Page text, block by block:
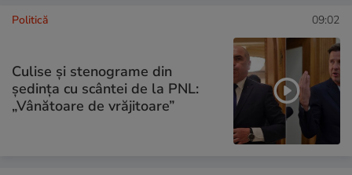
Politică 09:02
Culise și stenograme din
ședința cu scântei de la PNL:
„Vânătoare de vrăjitoare”